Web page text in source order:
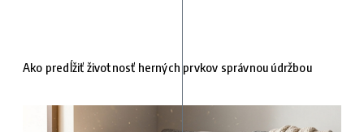
Ako predĺžiť životnosť herných prvkov správnou údržbou